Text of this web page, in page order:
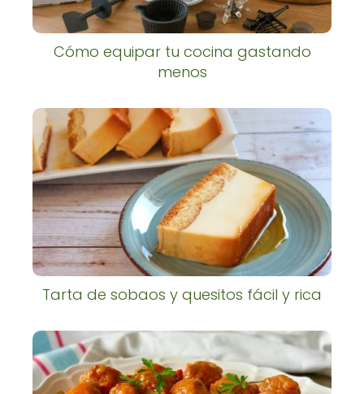
Cómo equipar tu cocina gastando
menos
Tarta de sobaos y quesitos fácil y rica